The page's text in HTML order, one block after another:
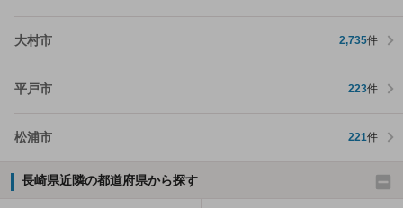
大村市 2,735件
平戸市 223件
松浦市 221件
長崎県近隣の都道府県から探す